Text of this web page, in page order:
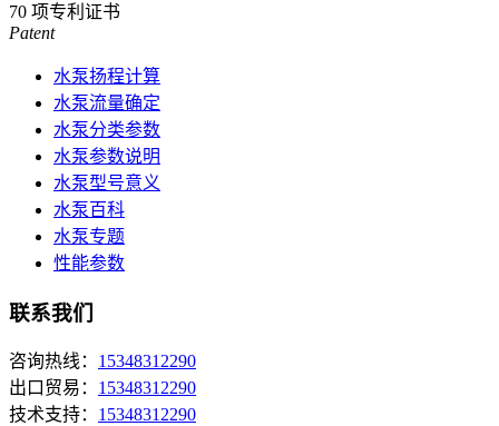
70 项专利证书
Patent
水泵扬程计算
水泵流量确定
水泵分类参数
水泵参数说明
水泵型号意义
水泵百科
水泵专题
性能参数
联系我们
咨询热线： 15348312290
出口贸易： 15348312290
技术支持： 15348312290